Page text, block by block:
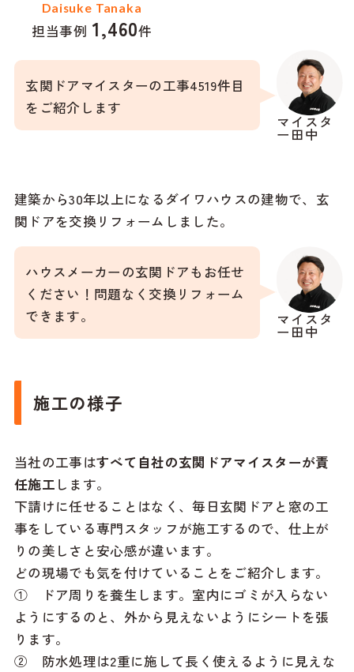
Daisuke Tanaka
担当事例 1,460件
マイスタ
ー田中
玄関ドアマイスターの工事4519件目
をご紹介します
建築から30年以上になるダイワハウスの建物で、玄
関ドアを交換リフォームしました。
マイスタ
ー田中
ハウスメーカーの玄関ドアもお任せ
ください！問題なく交換リフォーム
できます。
施工の様子
当社の工事はすべて自社の玄関ドアマイスターが責
任施工 します。
下請けに任せることはなく、毎日玄関ドアと窓の工
事をしている専門スタッフが施工するので、仕上が
りの美しさと安心感が違います。
どの現場でも気を付けていることをご紹介します。
① ドア周りを養生します。室内にゴミが入らない
ようにするのと、外から見えないようにシートを張
ります。
② 防水処理は2重に施して長く使えるように見えな